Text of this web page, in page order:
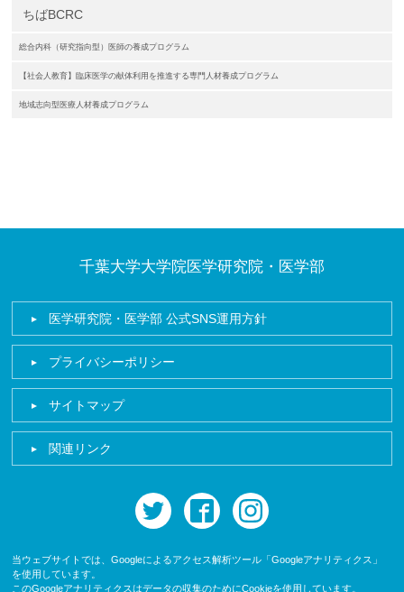
ちばBCRC
総合内科（研究指向型）医師の養成プログラム
【社会人教育】臨床医学の献体利用を推進する専門人材養成プログラム
地域志向型医療人材養成プログラム
千葉大学大学院医学研究院・医学部
医学研究院・医学部 公式SNS運用方針
プライバシーポリシー
サイトマップ
関連リンク
twitter facebook
当ウェブサイトでは、Googleによるアクセス解析ツール「Googleアナリティクス」
を使用しています。
このGoogleアナリティクスはデータの収集のためにCookieを使用しています。